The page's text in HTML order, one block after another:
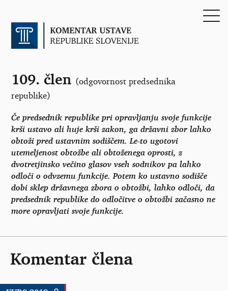
109. člen (odgovornost predsednika
republike)
Če predsednik republike pri opravljanju svoje funkcije
krši ustavo ali huje krši zakon, ga državni zbor lahko
obtoži pred ustavnim sodiščem. Le-to ugotovi
utemeljenost obtožbe ali obtoženega oprosti, z
dvotretjinsko večino glasov vseh sodnikov pa lahko
odloči o odvzemu funkcije. Potem ko ustavno sodišče
dobi sklep državnega zbora o obtožbi, lahko odloči, da
predsednik republike do odločitve o obtožbi začasno ne
more opravljati svoje funkcije.
Komentar člena